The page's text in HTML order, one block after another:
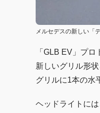
メルセデスの新しい「
「GLB EV」プ
新しいグリル形
グリルに1本の水
ヘッドライトに